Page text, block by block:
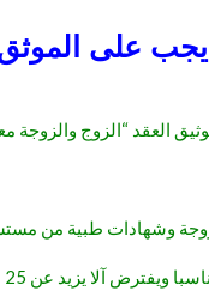
على الموثق